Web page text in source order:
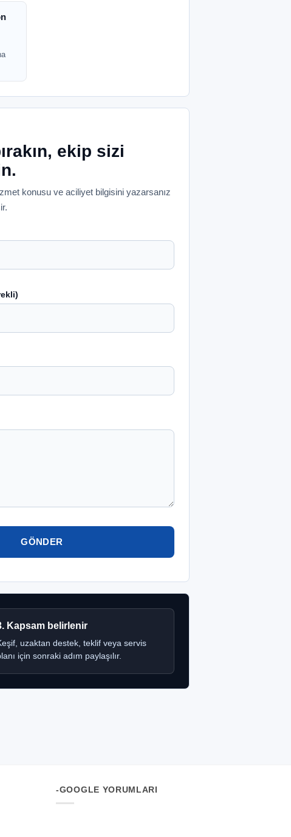
ekip sizi
konusu ve aciliyet bilgisini yazarsanız
Kapsam belirlenir
uzaktan destek, teklif veya servis
için sonraki adım paylaşılır.
-GOOGLE YORUMLARI